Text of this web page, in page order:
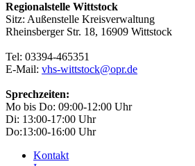
Regionalstelle Wittstock
Sitz: Außenstelle Kreisverwaltung
Rheinsberger Str. 18, 16909 Wittstock
Tel: 03394-465351
E-Mail: vhs-wittstock@opr.de
Sprechzeiten:
Mo bis Do: 09:00-12:00 Uhr
Di: 13:00-17:00 Uhr
Do:13:00-16:00 Uhr
Kontakt